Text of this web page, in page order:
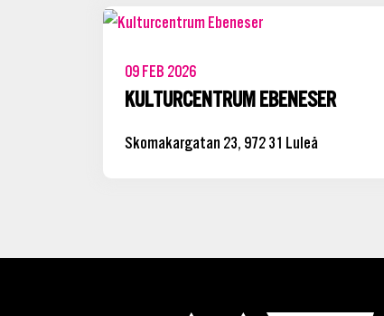
09FEB 2026
KULTURCENTRUM EBENESER
Skomakargatan 23, 972 31 Luleå